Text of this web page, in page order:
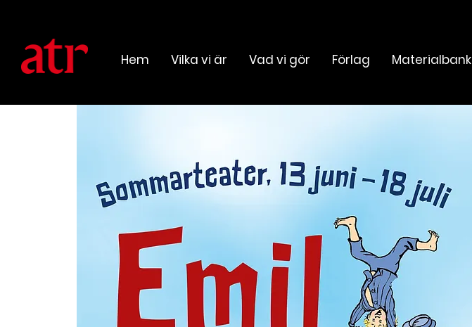
Hem Vilka vi är Vad vi gör Förlag Materialbank